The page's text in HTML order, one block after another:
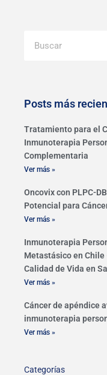
Posts más
Tratamiento para el
Inmunoterapia
Complementaria
Ver más »
Oncovix con PLPC-
Potencial para
Ver más »
Inmunoterapia
Metastásico en
Calidad de Vida en
Ver más »
Cáncer de apéndice
inmunoterapia
Ver más »
Categorías